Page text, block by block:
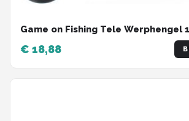
Game on Fishing Tele Werphengel
€ 18,88